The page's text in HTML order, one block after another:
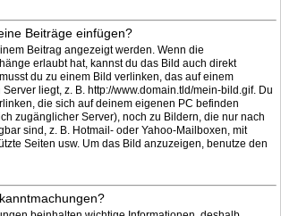
Beiträge einfügen?
Beitrag angezeigt werden. Wenn die
erlaubt hat, kannst du das Bild auch direkt
du zu einem Bild verlinken, das auf einem
liegt, z. B. http://www.domain.tld/mein-bild.gif. Du
die sich auf deinem eigenen PC befinden
zugänglicher Server), noch zu Bildern, die nur nach
sind, z. B. Hotmail- oder Yahoo-Mailboxen, mit
Seiten usw. Um das Bild anzuzeigen, benutze den